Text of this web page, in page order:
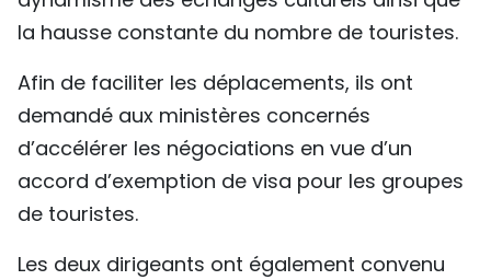
la hausse constante du nombre de touristes.
Afin de faciliter les déplacements, ils ont
demandé aux ministères concernés
d’accélérer les négociations en vue d’un
accord d’exemption de visa pour les groupes
de touristes.
Les deux dirigeants ont également convenu